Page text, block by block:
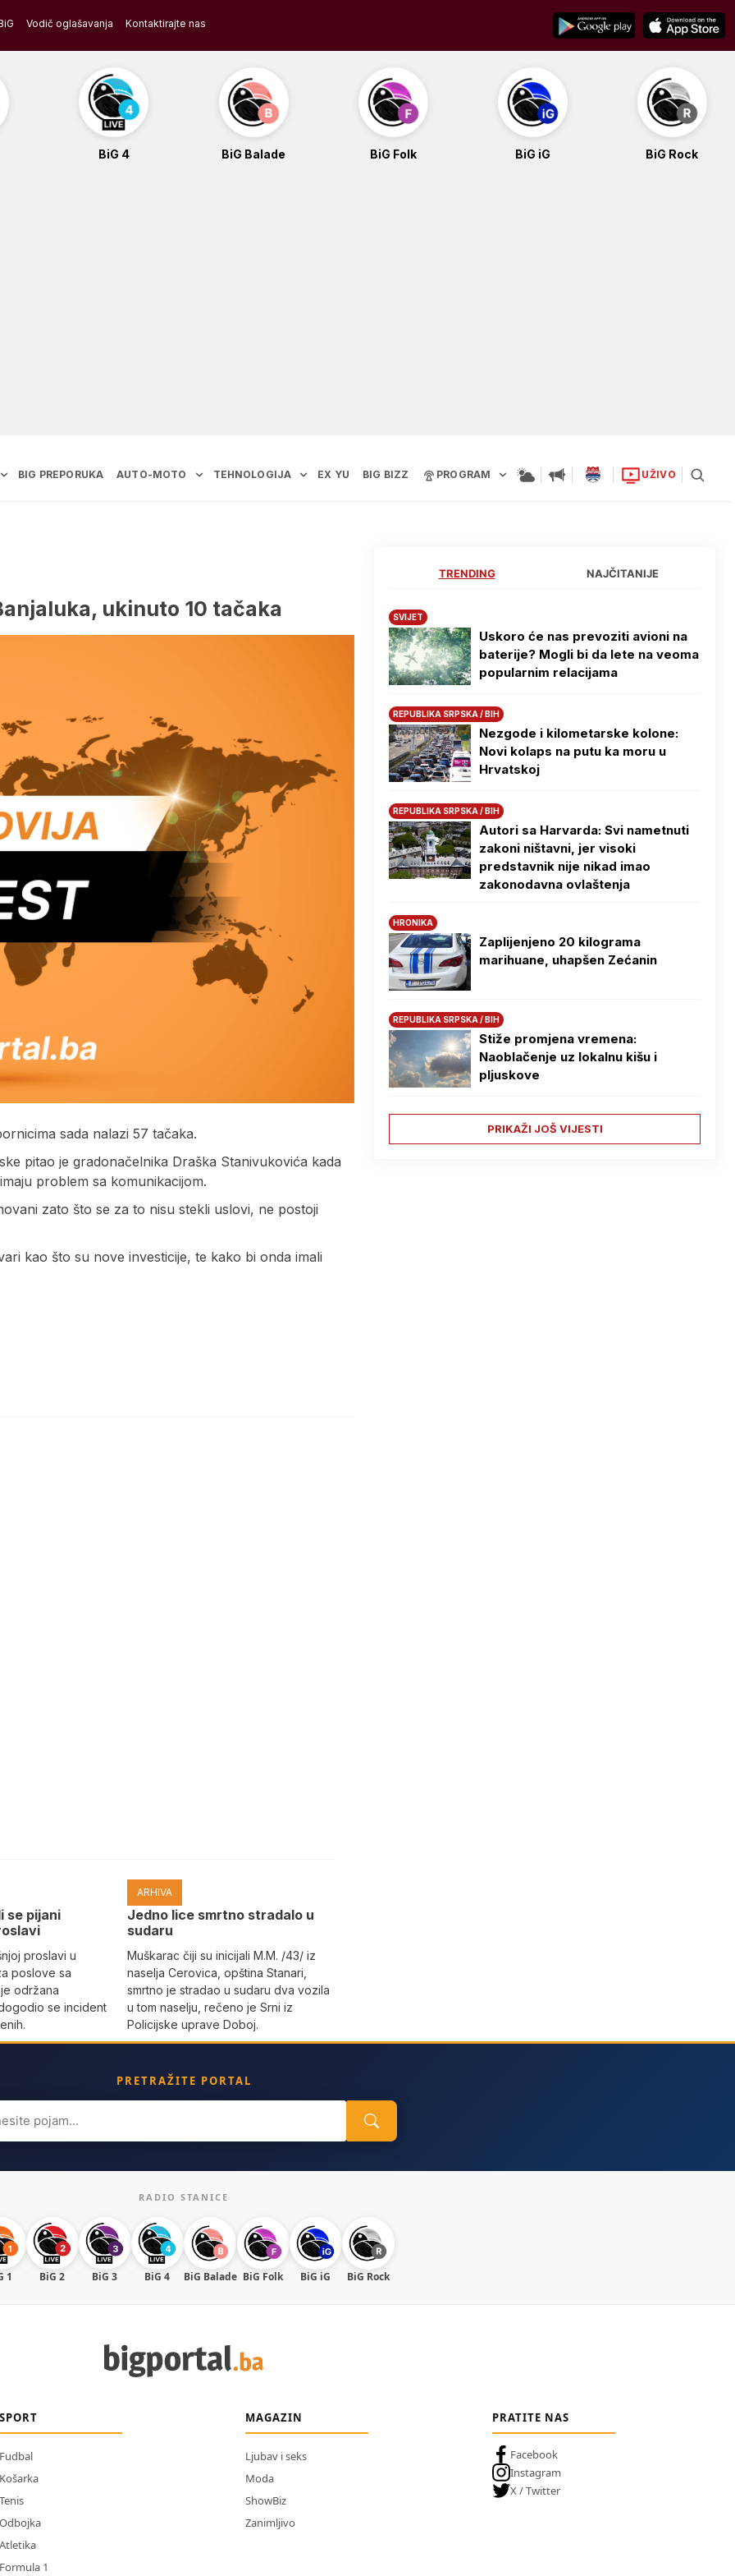
Vodič oglašavanja Kontaktirajte nas
BiG 4 BiG Balade BiG Folk BiG iG BiG Rock
BIG PREPORUKA AUTO-MOTO TEHNOLOGIJA EX YU BIG BIZZ PROGRAM UŽIVO
ukinuto 10 tačaka
sada nalazi 57 tačaka.
pitao je gradonačelnika Draška Stanivukovića kada
problem sa komunikacijom.
zato što se za to nisu stekli uslovi, ne postoji
kao što su nove investicije, te kako bi onda imali
se pijani
proslavi u
poslove sa
održana
se incident
ARHIVA
Јedno lice smrtno stradalo u
sudaru
Muškarac čiji su inicijali M.M. /43/ iz
naselja Cerovica, opština Stanari,
smrtno je stradao u sudaru dva vozila
u tom naselju, rečeno je Srni iz
Policijske uprave Doboj.
TRENDING NAJČITANIJE
SVIJET
Uskoro će nas prevoziti avioni na
baterije? Mogli bi da lete na veoma
popularnim relacijama
REPUBLIKA SRPSKA / BIH
Nezgode i kilometarske kolone:
Novi kolaps na putu ka moru u
Hrvatskoj
REPUBLIKA SRPSKA / BIH
Autori sa Harvarda: Svi nametnuti
zakoni ništavni, jer visoki
predstavnik nije nikad imao
zakonodavna ovlaštenja
HRONIKA
Zaplijenjeno 20 kilograma
marihuane, uhapšen Zećanin
REPUBLIKA SRPSKA / BIH
Stiže promjena vremena:
Naoblačenje uz lokalnu kišu i
pljuskove
PRIKAŽI JOŠ VIJESTI
PRETRAŽITE PORTAL
RADIO STANICE
1 BiG 2 BiG 3 BiG 4 BiG Balade BiG Folk BiG iG BiG Rock
SPORT
Fudbal
Košarka
Tenis
Odbojka
Atletika
Formula 1
MAGAZIN
Ljubav i seks
Moda
ShowBiz
Zanimljivo
PRATITE NAS
Facebook
Instagram
X / Twitter